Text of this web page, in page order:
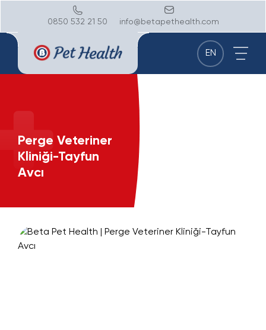
0850 532 21 50 info@betapethealth.com
EN
Perge Veteriner
Kliniği-Tayfun
Avcı